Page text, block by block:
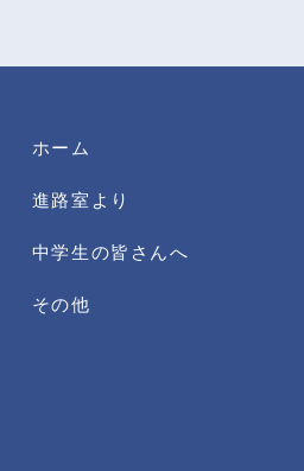
ホーム
進路室より
中学生の皆さんへ
その他